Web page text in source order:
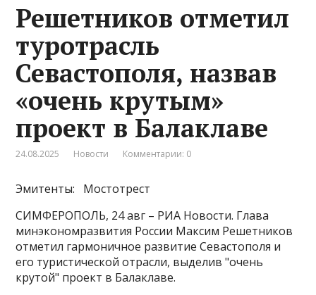
Решетников отметил
туротрасль
Севастополя, назвав
«очень крутым»
проект в Балаклаве
24.08.2025 Новости Комментарии: 0
Эмитенты: Мостотрест
СИМФЕРОПОЛЬ, 24 авг – РИА Новости. Глава
минэкономразвития России Максим Решетников
отметил гармоничное развитие Севастополя и
его туристической отрасли, выделив "очень
крутой" проект в Балаклаве.